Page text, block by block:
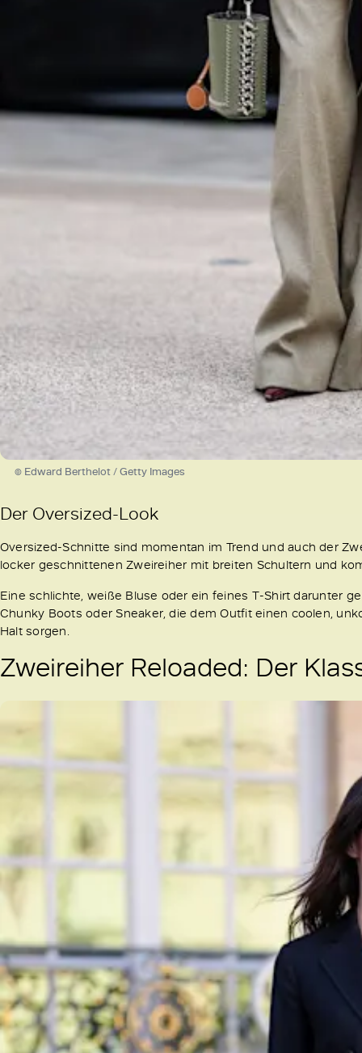
© Edward Berthelot / Getty Images
Der Oversized-Look
Oversized-Schnitte sind momentan im Trend und auch der
locker geschnittenen Zweireiher mit breiten Schultern und
Eine schlichte, weiße Bluse oder ein feines T-Shirt darunter
Chunky Boots oder Sneaker, die dem Outfit einen coolen,
Halt sorgen.
Zweireiher Reloaded: Der